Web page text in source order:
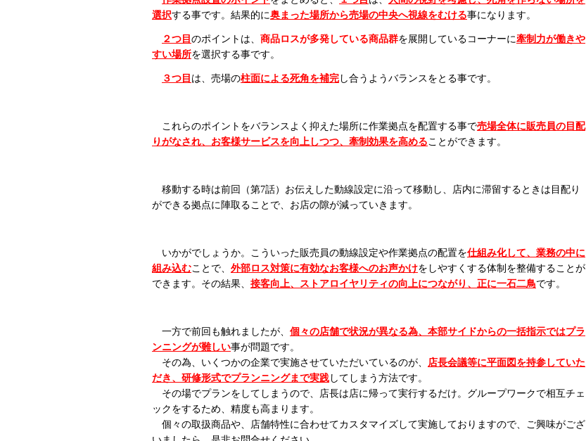
選択する事です。結果的に奥まった場所から売場の中央へ視線をむける事になります。
２つ目 のポイントは、 商品ロスが多発している商品群を展開しているコーナーに牽制力が働きや
すい場所を選択する事です。
３つ目 は、売場の柱面による死角を補完 し合うようバランスをとる事です。
これらのポイントをバランスよく抑えた場所に作業拠点を配置する事で売場全体に販売員の目配
りがなされ、お客様サービスを向上しつつ、牽制効果を高めることができます。
移動する時は前回（第7話）お伝えした動線設定に沿って移動し、店内に滞留するときは目配り
ができる拠点に陣取ることで、お店の隙が減っていきます。
いかがでしょうか。こういった販売員の動線設定や作業拠点の配置を仕組み化して、業務の中に
組み込むことで、 外部ロス対策に有効なお客様へのお声かけをしやすくする体制を整備することが
できます。その結果、 接客向上、ストアロイヤリティの向上につながり、正に一石二鳥です。
一方で前回も触れましたが、 個々の店舗で状況が異なる為、 本部サイドからの一括指示ではプラ
ンニングが難しい事が問題です。
その為、いくつかの企業で実施させていただいているのが、 店長会議等に平面図を持参していた
だき、研修形式でプランニングまで実践 してしまう方法です。
その場でプランをしてしまうので、店長は店に帰って実行するだけ。グループワークで相互チェ
ックをするため、精度も高まります。
個々の取扱商品や、店舗特性に合わせてカスタマイズして実施しておりますので、ご興味がござ